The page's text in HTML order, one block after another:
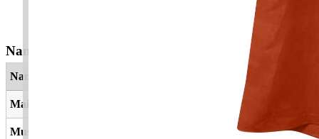
Nama Yang Berkaitan
Nama
Maisur
Musyrif